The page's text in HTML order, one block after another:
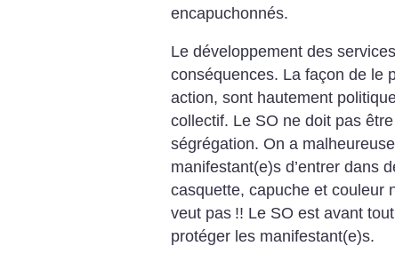
encapuchonnés.
Le développement des
conséquences. La façon de le
action, sont hautement
collectif. Le SO ne doit pas
ségrégation. On a
manifestant(e)s d’entrer dans
casquette, capuche et couleur
veut pas !! Le SO est avant
protéger les manifestant(e)s.